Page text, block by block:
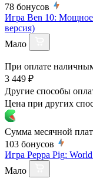
78 бонусов
Игра Ben 10:
версия)
Мало
При оплате
3 449 ₽
Другие способы
Цена при других
Сумма месячной
103 бонусов
Игра Peppa Pig:
Мало